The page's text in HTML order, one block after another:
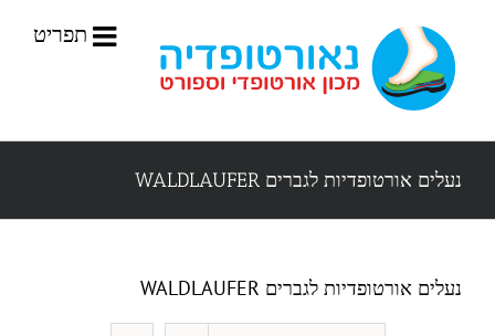
נעלים אורטופדיות לגברים WALDLAUFER
נעלים אורטופדיות לגברים WALDLAUFER